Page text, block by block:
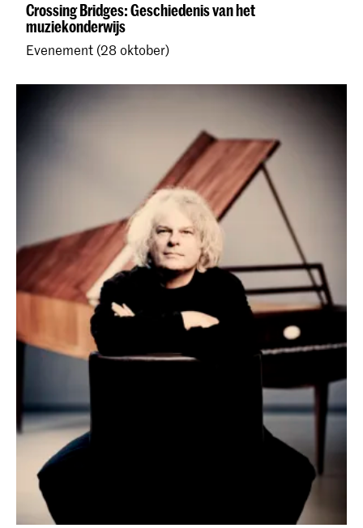
Crossing Bridges: Geschiedenis van het
muziekonderwijs
Evenement (28 oktober)